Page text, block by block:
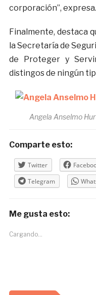
corporación”, expresa.
Finalmente, destaca
la Secretaría de
de Proteger y
distingos de ningún
Angela Anselmo
Comparte esto:
Twitter
Telegram
Me gusta esto:
Cargando...